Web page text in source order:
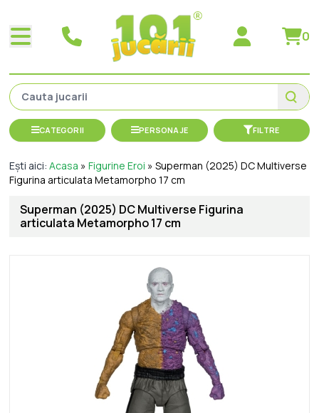
0
CATEGORII PERSONAJE FILTRE
Ești aici:Acasa »Figurine Eroi »Superman (2025) DC Multiverse
Figurina articulata Metamorpho 17 cm
Superman (2025) DC Multiverse Figurina
articulata Metamorpho 17 cm